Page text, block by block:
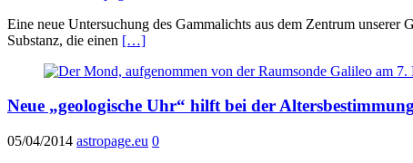
Eine neue Untersuchung des Gammalichts aus dem Zentrum
Substanz, die einen […]
Neue „geologische Uhr“ hilft bei der
05/04/2014 astropage.eu 0